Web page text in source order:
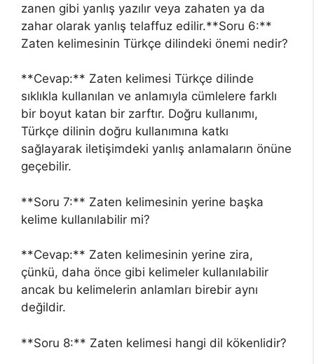
zanen gibi yanlış yazılır veya zahaten ya da
zahar olarak yanlış telaffuz edilir.**Soru 6:**
Zaten kelimesinin Türkçe dilindeki önemi nedir?
**Cevap:** Zaten kelimesi Türkçe dilinde
sıklıkla kullanılan ve anlamıyla cümlelere farklı
bir boyut katan bir zarftır. Doğru kullanımı,
Türkçe dilinin doğru kullanımına katkı
sağlayarak iletişimdeki yanlış anlamaların önüne
geçebilir.
**Soru 7:** Zaten kelimesinin yerine başka
kelime kullanılabilir mi?
**Cevap:** Zaten kelimesinin yerine zira,
çünkü, daha önce gibi kelimeler kullanılabilir
ancak bu kelimelerin anlamları birebir aynı
değildir.
**Soru 8:** Zaten kelimesi hangi dil kökenlidir?